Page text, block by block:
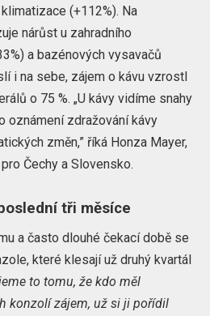
(+112%). Na
nárůst u zahradního
a bazénových vysavačů
i na sebe, zájem o kávu vzrostl
o 75 %. „U kávy vidíme snahy
oznámení zdražování kávy
změn,” říká Honza Mayer,
Čechy a Slovensko.
tři měsíce
a často dlouhé čekací době se
které klesají už druhý kvartál
to tomu, že kdo měl
konzolí zájem, už si ji pořídil